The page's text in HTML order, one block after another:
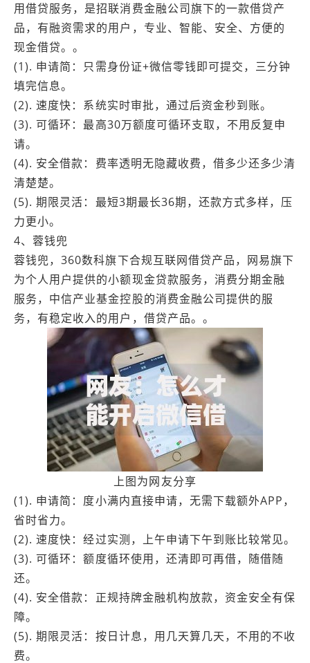
用借贷服务，是招联消费金融公司旗下的一款借贷产
品，有融资需求的用户，专业、智能、安全、方便的
现金借贷。。
(1). 申请简：只需身份证+微信零钱即可提交，三分钟
填完信息。
(2). 速度快：系统实时审批，通过后资金秒到账。
(3). 可循环：最高30万额度可循环支取，不用反复申
请。
(4). 安全借款：费率透明无隐藏收费，借多少还多少清
清楚楚。
(5). 期限灵活：最短3期最长36期，还款方式多样，压
力更小。
4、蓉钱兜
蓉钱兜，360数科旗下合规互联网借贷产品，网易旗下
为个人用户提供的小额现金贷款服务，消费分期金融
服务，中信产业基金控股的消费金融公司提供的服
务，有稳定收入的用户，借贷产品。。
上图为网友分享
(1). 申请简：度小满内直接申请，无需下载额外APP，
省时省力。
(2). 速度快：经过实测，上午申请下午到账比较常见。
(3). 可循环：额度循环使用，还清即可再借，随借随
还。
(4). 安全借款：正规持牌金融机构放款，资金安全有保
障。
(5). 期限灵活：按日计息，用几天算几天，不用的不收
费。